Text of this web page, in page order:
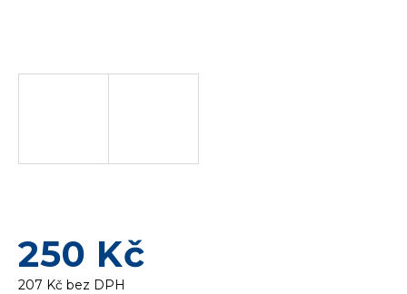
250 Kč
207 Kč bez DPH